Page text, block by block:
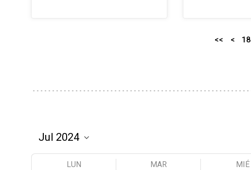
<< < 18
LUN MAR MIÉ